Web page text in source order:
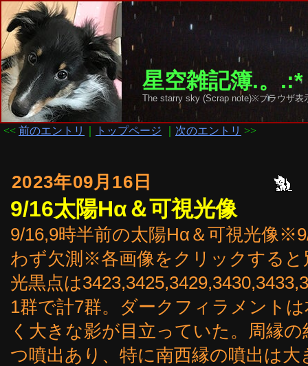
星空雑記簿.。
The starry sky (Scrap note)※ブラウザ
<< 前のエントリ トップページ 次のエントリ >>
2023年09月16日
9/16太陽Hα＆可視光像
9/16,9時半前の太陽Hα＆可視光像
わず欠測※各画像をクリックする
光黒点は
1群で計7群。ダークフィラメント
く大きな影が目立っていた。周縁
つ噴出あり、特に南西縁の噴出は